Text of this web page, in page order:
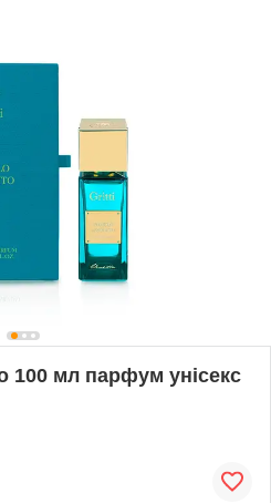
100 мл парфум унісекс